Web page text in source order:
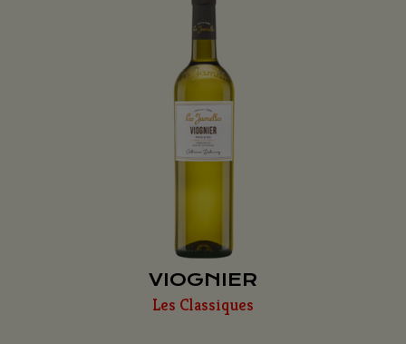
VIOGNIER
Les Classiques